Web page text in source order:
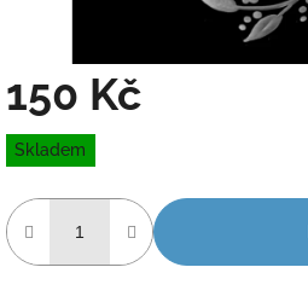
150 Kč
Měrná
cena:
Skladem